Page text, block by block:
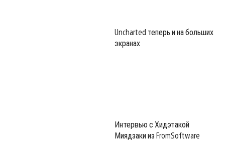
Uncharted теперь и на больших
экранах
Интервью с Хидэтакой
Миядзаки из FromSoftware